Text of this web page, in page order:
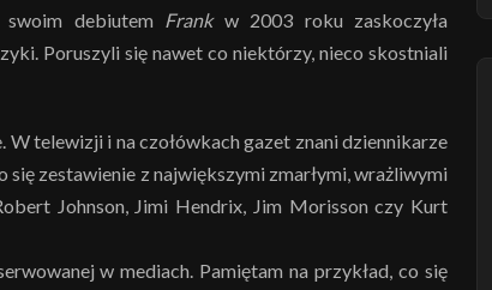
swoim debiutem Frankw 2003 roku zaskoczyła
Poruszyli się nawet co niektórzy, nieco skostniali
telewizji i na czołówkach gazet znani dziennikarze
się zestawienie z największymi zmarłymi, wrażliwymi
Johnson, Jimi Hendrix, Jim Morisson czy Kurt
w mediach. Pamiętam na przykład, co się